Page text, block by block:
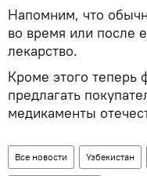
Напомним, что
во время или после
лекарство.
Кроме этого теперь
предлагать
медикаменты
Все новости Узбекистан